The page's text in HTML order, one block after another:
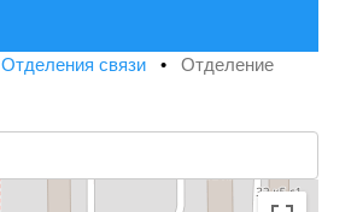
Отделения связи • Отделение